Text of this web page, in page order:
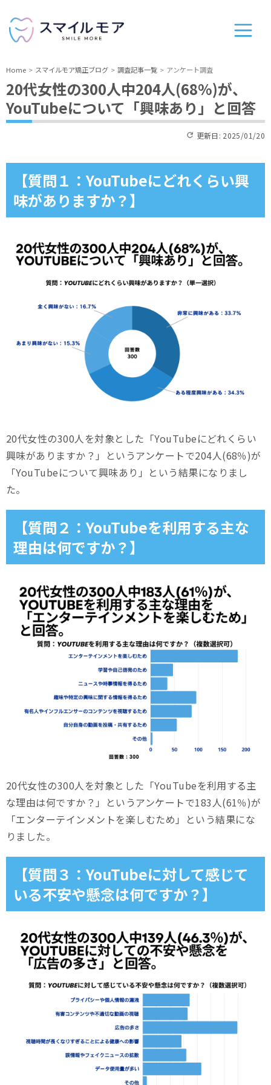
Home スマイルモア矯正ブログ 調査記事一覧 アンケート調査
20代女性の300人中204人(68%)が、
YouTubeについて「興味あり」と回答
更新日: 2025/01/20
【質問１：YouTubeにどれくらい興
味がありますか？】
20代女性の300人を対象とした「YouTubeにどれくらい
興味がありますか？」というアンケートで204人(68％)が
「YouTubeについて興味あり」という結果になりまし
た。
【質問２：YouTubeを利用する主な
理由は何ですか？】
20代女性の300人を対象とした「YouTubeを利用する主
な理由は何ですか？」というアンケートで183人(61％)が
「エンターテインメントを楽しむため」という結果にな
りました。
【質問３：YouTubeに対して感じて
いる不安や懸念は何ですか？】